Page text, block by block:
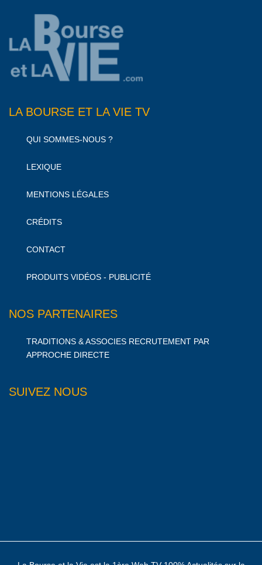
LA BOURSE ET LA VIE TV
QUI SOMMES-NOUS ?
LEXIQUE
MENTIONS LÉGALES
CRÉDITS
CONTACT
PRODUITS VIDÉOS - PUBLICITÉ
NOS PARTENAIRES
TRADITIONS & ASSOCIES RECRUTEMENT PAR
APPROCHE DIRECTE
SUIVEZ NOUS